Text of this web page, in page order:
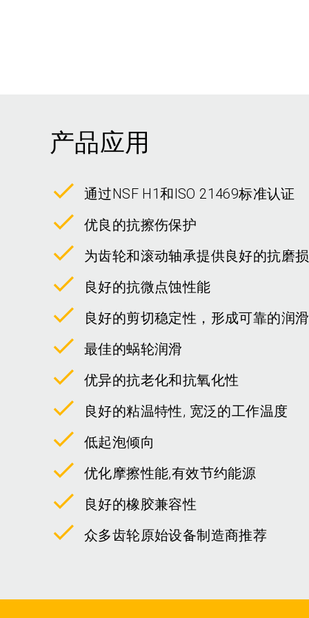
产品应用
通过NSF H1和ISO 21469标准认证
优良的抗擦伤保护
为齿轮和滚动轴承提供良好的抗磨
良好的抗微点蚀性能
良好的剪切稳定性，形成可靠的润
最佳的蜗轮润滑
优异的抗老化和抗氧化性
良好的粘温特性, 宽泛的工作温度
低起泡倾向
优化摩擦性能,有效节约能源
良好的橡胶兼容性
众多齿轮原始设备制造商推荐